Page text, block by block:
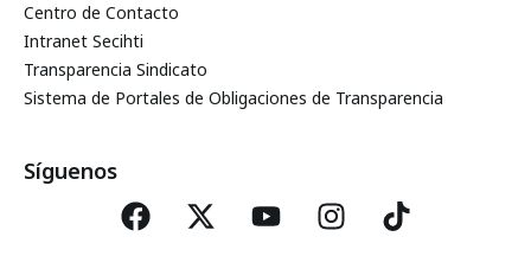
Centro de Contacto
Intranet Secihti
Transparencia Sindicato
Sistema de Portales de Obligaciones de Transparencia
Síguenos